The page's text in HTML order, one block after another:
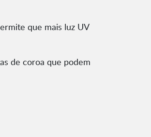
que mais luz UV
de coroa que podem